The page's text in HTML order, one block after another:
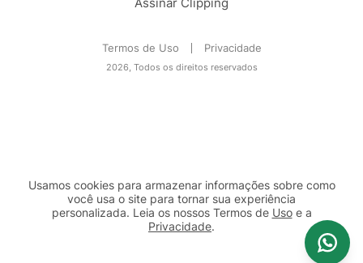
Termos de Uso Privacidade
2026, Todos os direitos reservados
Usamos cookies para armazenar informações sobre como
você usa o site para tornar sua experiência
personalizada. Leia os nossos Termos de Usoe a
Privacidade.